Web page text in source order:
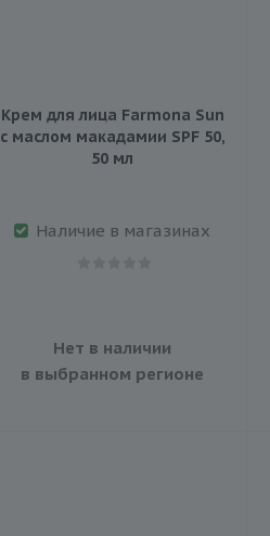
Крем для лица Farmona Sun
с маслом макадамии SPF 50,
50 мл
Наличие в магазинах
Нет в наличии
в выбранном регионе